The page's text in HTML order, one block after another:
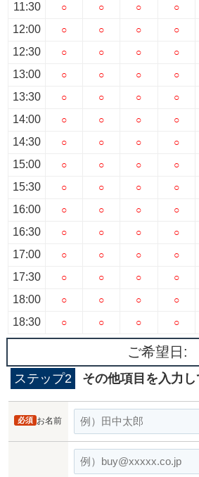
11:30
12:00
12:30
13:00
13:30
14:00
14:30
15:00
15:30
16:00
16:30
17:00
17:30
18:00
18:30
○
○
○
○
○
○
○
○
○
○
○
○
○
○
○
○
○
○
○
○
○
○
○
○
○
○
○
○
○
○
○
○
○
○
○
○
○
○
○
○
○
○
○
○
○
○
○
○
○
○
○
○
○
○
○
○
○
○
○
○
ご希望日:
ステップ2 その他項目を入力
お名前
必須